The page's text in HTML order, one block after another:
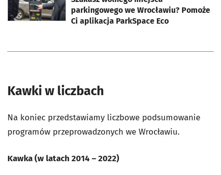
parkingowego we Wrocławiu? Pomoże
Ci aplikacja ParkSpace Eco
Kawki w liczbach
Na koniec przedstawiamy liczbowe podsumowanie
programów przeprowadzonych we Wrocławiu.
Kawka (w latach 2014 – 2022)